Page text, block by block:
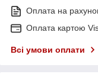
Оплата на
Оплата картою
Всі умови оплати